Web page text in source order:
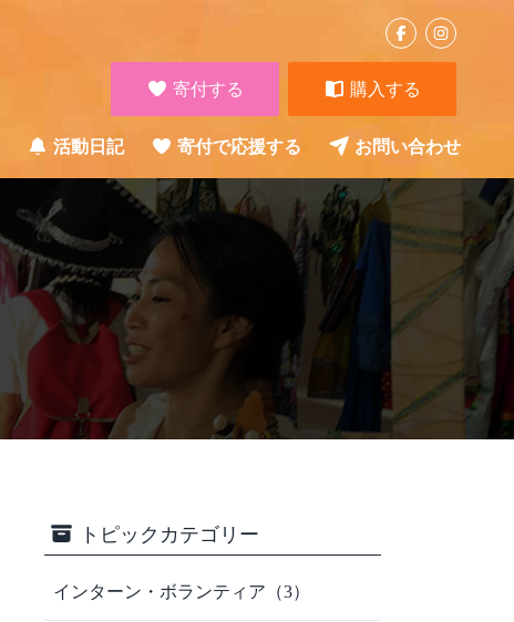
寄付する 購入する
活動日記 寄付で応援する お問い合わせ
トピックカテゴリー
インターン・ボランティア（3）